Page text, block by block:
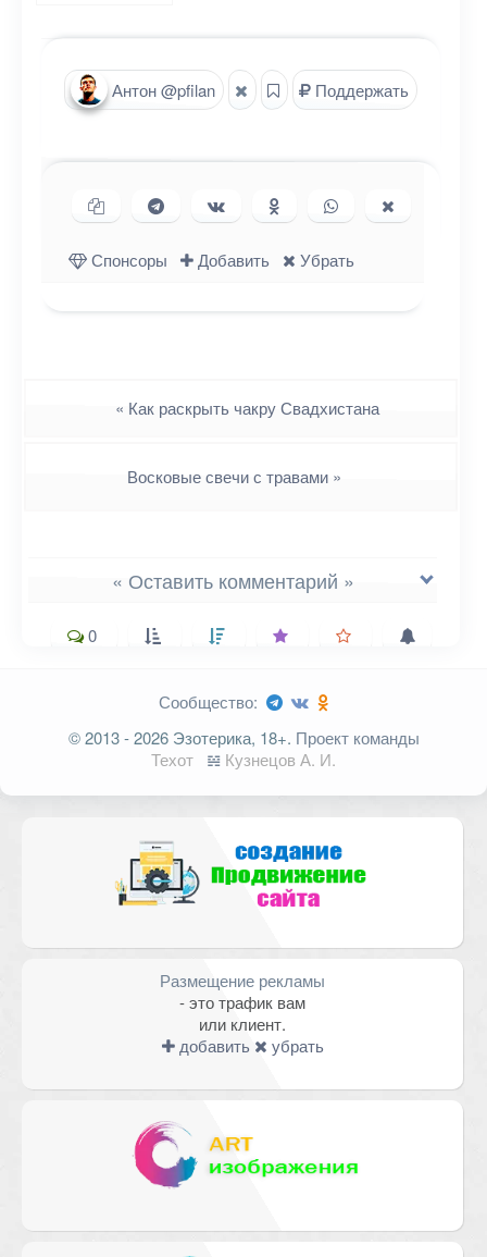
Антон @pfilan Поддержать
Копировать ссылку
Поделиться в Telegram
Поделиться ВКонтакте
Поделиться в
Одноклассниках
Поделиться в
WhatsApp
в X (Twitter)
Спонсоры
Добавить Убрать
« Как раскрыть чакру Свадхистана
Восковые свечи с травами »
« Оставить комментарий »
Ваш адрес email не будет
опубликован.
Обязательные поля
Email *
0
Сообщество:
© 2013 - 2026 Эзотерика, 18+. Проект команды
Техот
𝌴 Кузнецов А. И.
Размещение рекламы
- это трафик вам
или клиент.
добавить
убрать